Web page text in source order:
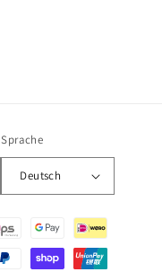
Sprache
Deutsch